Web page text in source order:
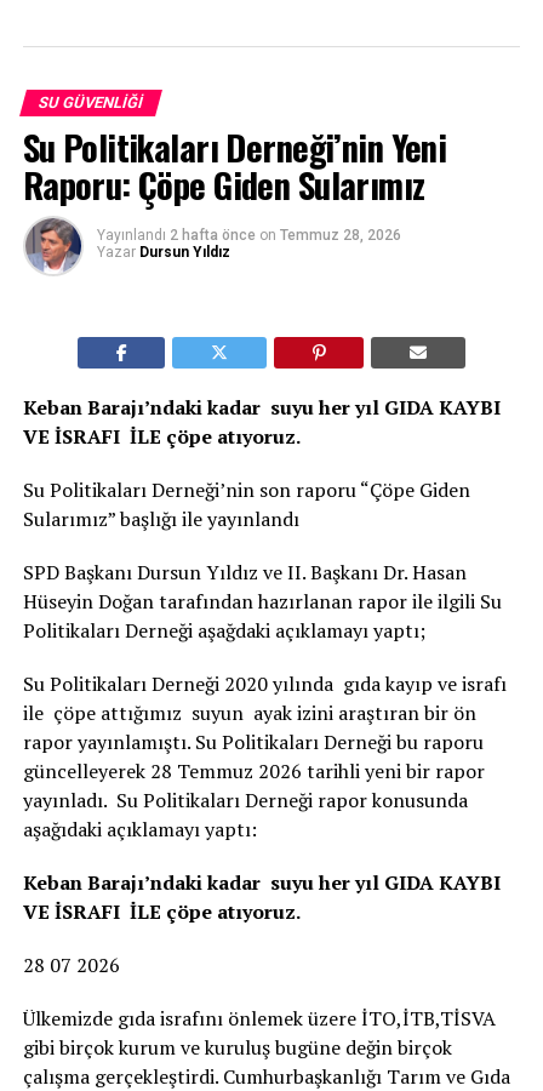
SU GÜVENLIĞI
Su Politikaları Derneği’nin Yeni
Raporu: Çöpe Giden Sularımız
Yayınlandı 2 hafta önce on Temmuz 28, 2026
Yazar Dursun Yıldız
Keban Barajı’ndaki kadar suyu her yıl GIDA KAYBI
VE İSRAFI İLE çöpe atıyoruz.
Su Politikaları Derneği’nin son raporu “Çöpe Giden
Sularımız” başlığı ile yayınlandı
SPD Başkanı Dursun Yıldız ve II. Başkanı Dr. Hasan
Hüseyin Doğan tarafından hazırlanan rapor ile ilgili Su
Politikaları Derneği aşağdaki açıklamayı yaptı;
Su Politikaları Derneği 2020 yılında gıda kayıp ve israfı
ile çöpe attığımız suyun ayak izini araştıran bir ön
rapor yayınlamıştı. Su Politikaları Derneği bu raporu
güncelleyerek 28 Temmuz 2026 tarihli yeni bir rapor
yayınladı. Su Politikaları Derneği rapor konusunda
aşağıdaki açıklamayı yaptı:
Keban Barajı’ndaki kadar suyu her yıl GIDA KAYBI
VE İSRAFI İLE çöpe atıyoruz.
28 07 2026
Ülkemizde gıda israfını önlemek üzere İTO,İTB,TİSVA
gibi birçok kurum ve kuruluş bugüne değin birçok
çalışma gerçekleştirdi. Cumhurbaşkanlığı Tarım ve Gıda